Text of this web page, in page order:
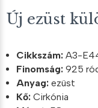
Új ezüst
Cikkszám: A3-
Finomság: 925
Anyag: ezüst
Kő: Cirkónia